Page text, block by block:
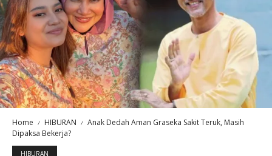
Home HIBURAN
Anak Dedah Aman Graseka Sakit Teruk, Masih
Dipaksa Bekerja?
HIBURAN